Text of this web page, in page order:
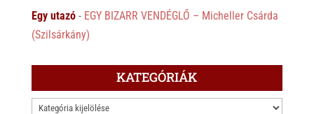
Egy utazó- EGY BIZARR VENDÉGLŐ – Micheller Csárda
(Szilsárkány)
KATEGÓRIÁK
KATEGÓRIÁK